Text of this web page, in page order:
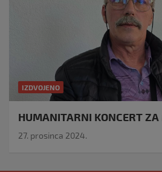
IZDVOJENO
HUMANITARNI KONCERT
27. prosinca 2024.